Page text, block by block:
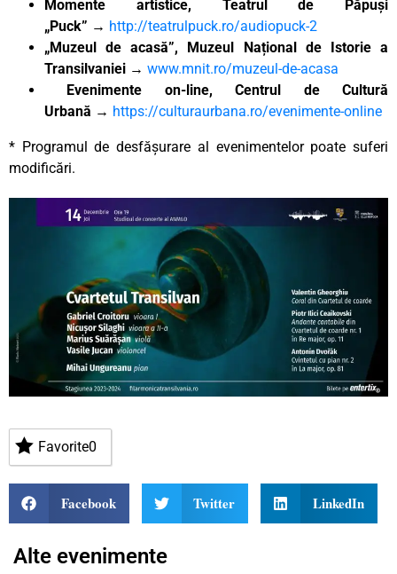
Momente artistice, Teatrul de Păpuși
„Puck” → http://teatrulpuck.ro/audiopuck-2
„Muzeul de acasă”, Muzeul Național de Istorie a
Transilvaniei → www.mnit.ro/muzeul-de-acasa
Evenimente on-line, Centrul de Cultură
Urbană → https://culturaurbana.ro/evenimente-online
* Programul de desfășurare al evenimentelor poate suferi
modificări.
Favorite0
Facebook Twitter LinkedIn
Alte evenimente